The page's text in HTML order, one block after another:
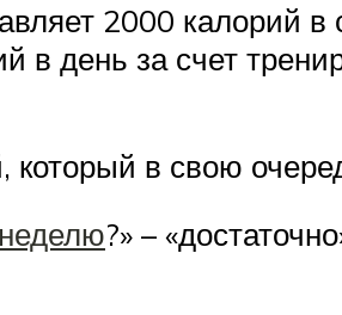
2000 калорий в
в день за счет
в свою
?» –